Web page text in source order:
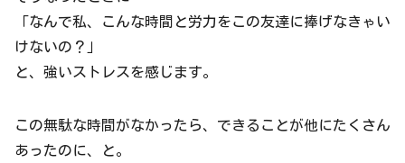
「なんで私、こんな時間と労力をこの友達に捧げなきゃい
けないの？」
と、強いストレスを感じます。
この無駄な時間がなかったら、できることが他にたくさん
あったのに、と。